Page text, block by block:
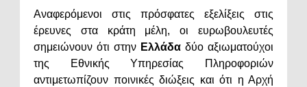
Αναφερόμενοι στις πρόσφατες εξελίξεις στις
έρευνες στα κράτη μέλη, οι ευρωβουλευτές
σημειώνουν ότι στην Ελλάδα δύο αξιωματούχοι
της Εθνικής Υπηρεσίας Πληροφοριών
αντιμετωπίζουν ποινικές διώξεις και ότι η Αρχή